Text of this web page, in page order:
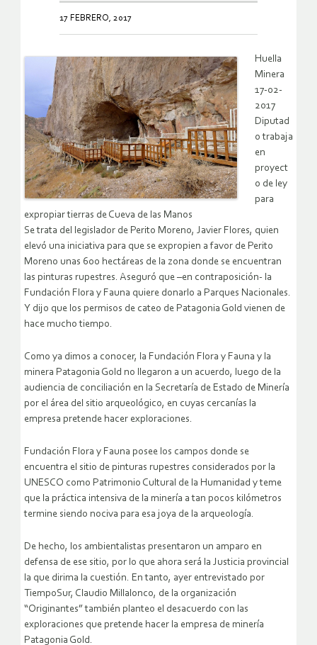
17 FEBRERO, 2017
Huella
Minera
17-02-
2017
Diputad
o trabaja
en
proyect
o de ley
para
expropiar tierras de Cueva de las Manos
Se trata del legislador de Perito Moreno, Javier Flores, quien
elevó una iniciativa para que se expropien a favor de Perito
Moreno unas 600 hectáreas de la zona donde se encuentran
las pinturas rupestres. Aseguró que –en contraposición- la
Fundación Flora y Fauna quiere donarlo a Parques Nacionales.
Y dijo que los permisos de cateo de Patagonia Gold vienen de
hace mucho tiempo.
Como ya dimos a conocer, la Fundación Flora y Fauna y la
minera Patagonia Gold no llegaron a un acuerdo, luego de la
audiencia de conciliación en la Secretaría de Estado de Minería
por el área del sitio arqueológico, en cuyas cercanías la
empresa pretende hacer exploraciones.
Fundación Flora y Fauna posee los campos donde se
encuentra el sitio de pinturas rupestres considerados por la
UNESCO como Patrimonio Cultural de la Humanidad y teme
que la práctica intensiva de la minería a tan pocos kilómetros
termine siendo nociva para esa joya de la arqueología.
De hecho, los ambientalistas presentaron un amparo en
defensa de ese sitio, por lo que ahora será la Justicia provincial
la que dirima la cuestión. En tanto, ayer entrevistado por
TiempoSur, Claudio Millalonco, de la organización
“Originantes” también planteo el desacuerdo con las
exploraciones que pretende hacer la empresa de minería
Patagonia Gold.